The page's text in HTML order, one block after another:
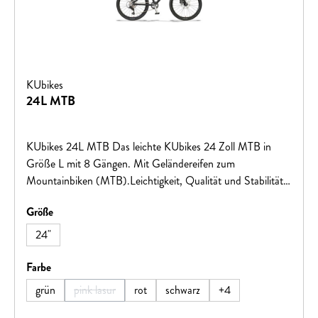
KUbikes
24L MTB
KUbikes 24L MTB Das leichte KUbikes 24 Zoll MTB in
Größe L mit 8 Gängen. Mit Geländereifen zum
Mountainbiken (MTB).Leichtigkeit, Qualität und Stabilität
Touren! Große Vorteile für kleine BikerViele tolle Farben:
freches Grün, leuchtendes Orange, cooles Mattschwarz,
feuriges Rot oder intensives Blau. Gegen Aufpreis bieten wir
Ihnen glitzernde Lasuren in Pink oder Türkis an. Von uns
entwickelter superleichter Aluminiumrahmen inklusive
AluminiumgabelPerfekt abgestimmte Rahmengeometrie:
Größeauswählen
24"
Farbeauswählen
grün
pink lasur
(Diese Option ist zurzeit nicht verfügbar.)
rot schwarz +4